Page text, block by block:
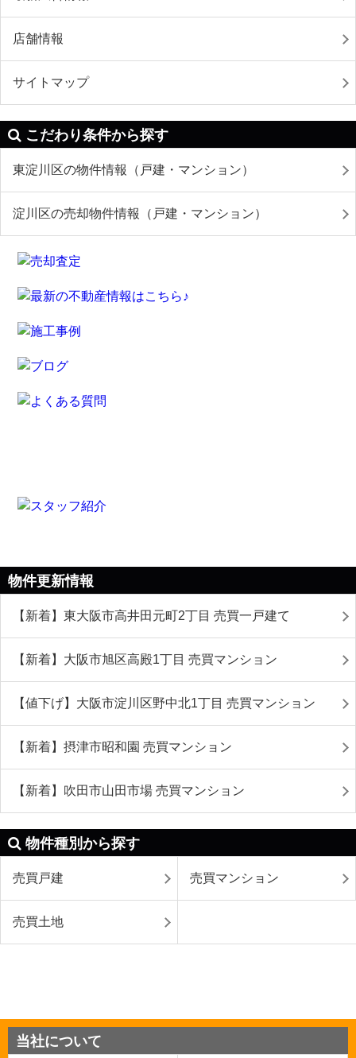
店舗情報
サイトマップ
こだわり条件から探す
東淀川区の物件情報（戸建・マンション）
淀川区の売却物件情報（戸建・マンション）
物件更新情報
【新着】東大阪市高井田元町2丁目 売買一戸建て
【新着】大阪市旭区高殿1丁目 売買マンション
【値下げ】大阪市淀川区野中北1丁目 売買マンション
【新着】摂津市昭和園 売買マンション
【新着】吹田市山田市場 売買マンション
物件種別から探す
売買戸建 売買マンション
売買土地
当社について